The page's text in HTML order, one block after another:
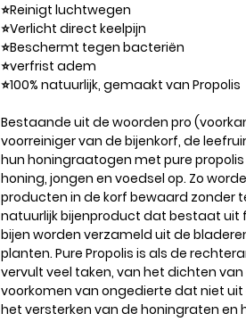
⭐️Reinigt luchtwegen
⭐️Verlicht direct keelpijn
⭐️Beschermt tegen bacteriën
⭐️verfrist adem
⭐️100% natuurlijk, gemaakt van Propolis
Bestaande uit de woorden pro
voorreiniger van de bijenkorf, de
hun honingraatogen met pure
honing, jongen en voedsel op. Zo
producten in de korf bewaard zonder
natuurlijk bijenproduct dat bestaat uit
bijen worden verzameld uit de
planten. Pure Propolis is als de
vervult veel taken, van het dichten
voorkomen van ongedierte dat niet
het versterken van de honingraten en